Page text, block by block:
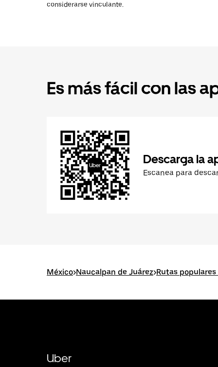
considerarse vinculante.
Es más fácil con las
Descarga la
Escanea para
México>Naucalpan de Juárez>Rutas
Uber